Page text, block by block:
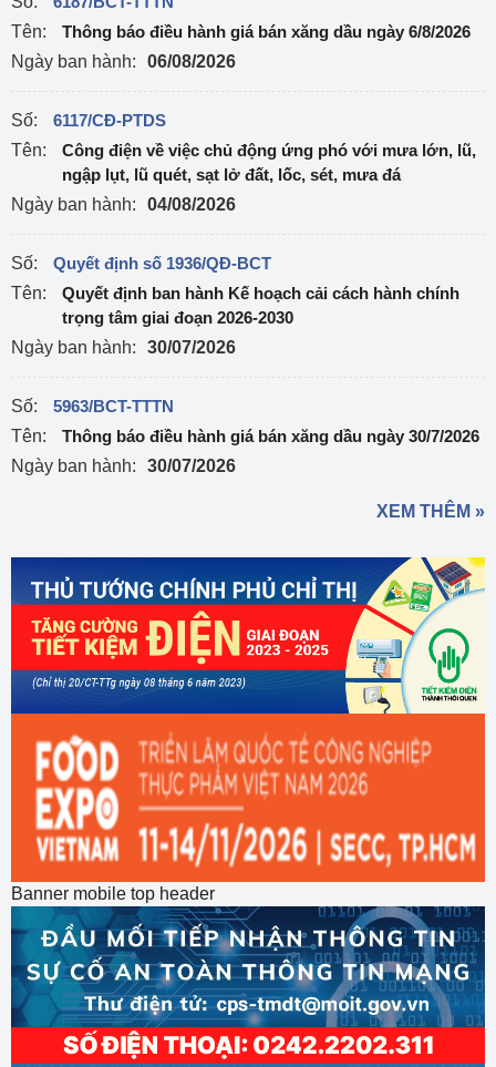
Tên:
Thông báo điều hành giá bán xăng dầu ngày 6/8/2026
Ngày ban hành:
06/08/2026
Số:
6117/CĐ-PTDS
Tên:
Công điện về việc chủ động ứng phó với mưa lớn, lũ,
ngập lụt, lũ quét, sạt lở đất, lốc, sét, mưa đá
Ngày ban hành:
04/08/2026
Số:
Quyết định số 1936/QĐ-BCT
Tên:
Quyết định ban hành Kế hoạch cải cách hành chính
trọng tâm giai đoạn 2026-2030
Ngày ban hành:
30/07/2026
Số:
5963/BCT-TTTN
Tên:
Thông báo điều hành giá bán xăng dầu ngày 30/7/2026
Ngày ban hành:
30/07/2026
XEM THÊM »
Banner mobile top header